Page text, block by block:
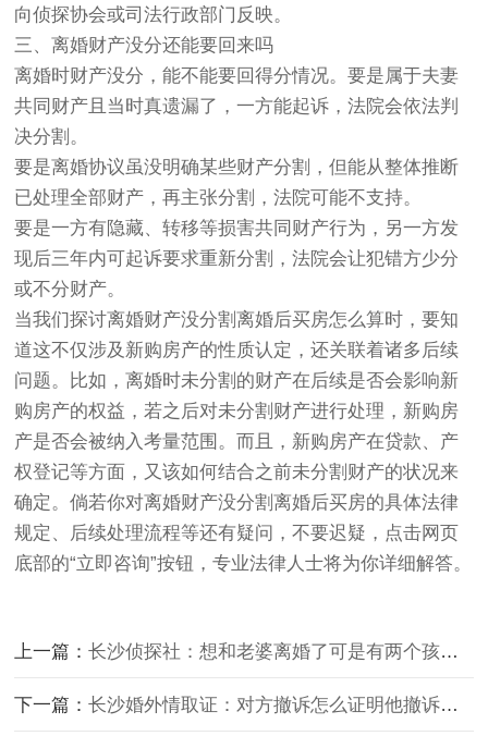
向侦探协会或司法行政部门反映。
三、离婚财产没分还能要回来吗
离婚时财产没分，能不能要回得分情况。要是属于夫妻
共同财产且当时真遗漏了，一方能起诉，法院会依法判
决分割。
要是离婚协议虽没明确某些财产分割，但能从整体推断
已处理全部财产，再主张分割，法院可能不支持。
要是一方有隐藏、转移等损害共同财产行为，另一方发
现后三年内可起诉要求重新分割，法院会让犯错方少分
或不分财产。
当我们探讨离婚财产没分割离婚后买房怎么算时，要知
道这不仅涉及新购房产的性质认定，还关联着诸多后续
问题。比如，离婚时未分割的财产在后续是否会影响新
购房产的权益，若之后对未分割财产进行处理，新购房
产是否会被纳入考量范围。而且，新购房产在贷款、产
权登记等方面，又该如何结合之前未分割财产的状况来
确定。倘若你对离婚财产没分割离婚后买房的具体法律
规定、后续处理流程等还有疑问，不要迟疑，点击网页
底部的“立即咨询”按钮，专业法律人士将为你详细解答。
上一篇：长沙侦探社：想和老婆离婚了可是有两个孩子怎么办
下一篇：长沙婚外情取证：对方撤诉怎么证明他撤诉了没有证据